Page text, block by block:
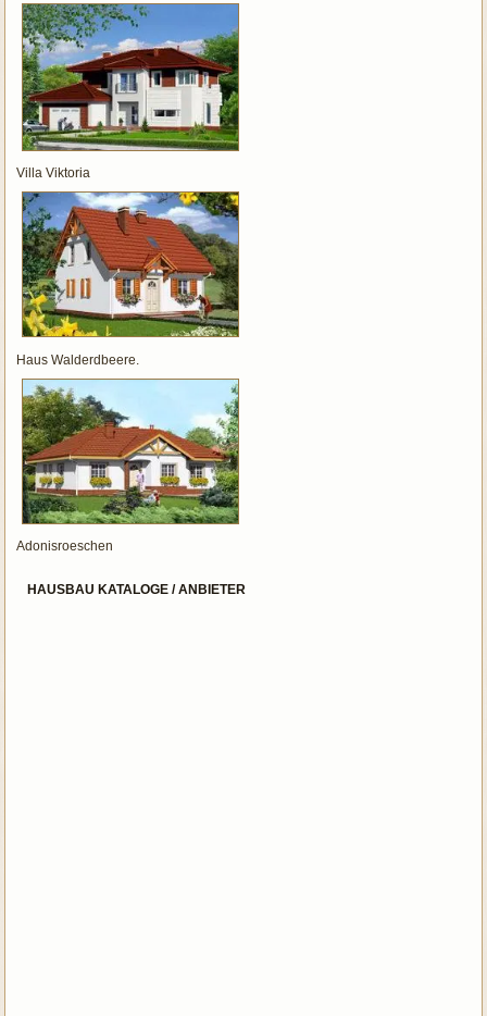
Villa Viktoria
Haus Walderdbeere.
Adonisroeschen
HAUSBAU KATALOGE / ANBIETER